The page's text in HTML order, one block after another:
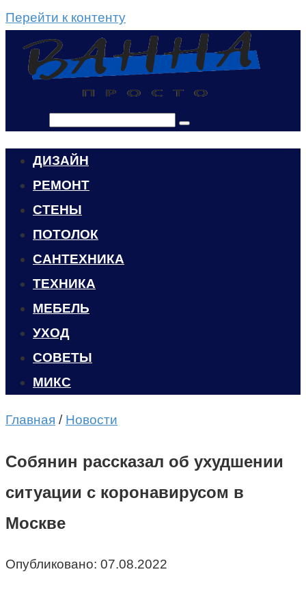
Перейти к контенту
ДИЗАЙН
РЕМОНТ
СТЕНЫ
ПОТОЛОК
САНТЕХНИКА
ТЕХНИКА
МЕБЕЛЬ
УХОД
CОВЕТЫ
МИКС
Главная / Новости
Собянин рассказал об ухудшении
ситуации с коронавирусом в
Москве
Опубликовано: 07.08.2022